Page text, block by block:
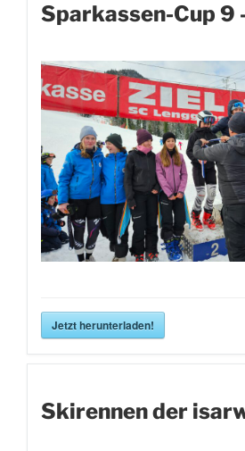
Sparkassen-Cup 9
Jetzt herunterladen!
Skirennen der